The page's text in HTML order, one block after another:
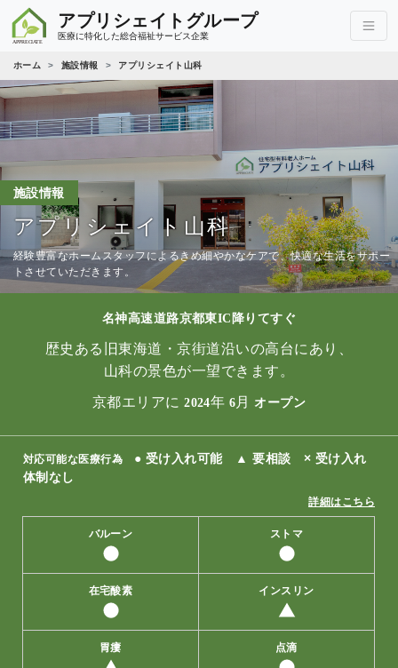
アプリシェイトグループ
医療に特化した総合福祉サービス企業
ホーム 施設情報 アプリシェイト山科
施設情報
アプリシェイト山科
経験豊富なホームスタッフによるきめ細やかなケアで、快適な生活をサポー
トさせていただきます。
名神高速道路京都東IC降りてすぐ
歴史ある旧東海道・京街道沿いの高台にあり、
山科の景色が一望できます。
京都エリアに2024年 6 月オープン
対応可能な医療行為 ● 受け入れ可能 ▲ 要相談 × 受け入れ
体制なし
詳細はこちら
バルーン ストマ
在宅酸素 インスリン
胃瘻 点滴